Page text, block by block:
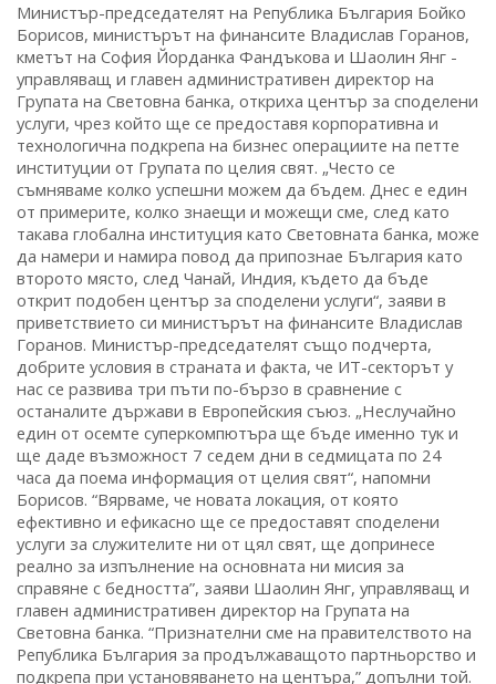
Министър-председателят на Република България Бойко
Борисов, министърът на финансите Владислав Горанов,
кметът на София Йорданка Фандъкова и Шаолин Янг -
управляващ и главен административен директор на
Групата на Световна банка, откриха център за споделени
услуги, чрез който ще се предоставя корпоративна и
технологична подкрепа на бизнес операциите на петте
институции от Групата по целия свят. „Често се
съмняваме колко успешни можем да бъдем. Днес е един
от примерите, колко знаещи и можещи сме, след като
такава глобална институция като Световната банка, може
да намери и намира повод да припознае България като
второто място, след Чанай, Индия, където да бъде
открит подобен център за споделени услуги“, заяви в
приветствието си министърът на финансите Владислав
Горанов. Министър-председателят също подчерта,
добрите условия в страната и факта, че ИТ-секторът у
нас се развива три пъти по-бързо в сравнение с
останалите държави в Европейския съюз. „Неслучайно
един от осемте суперкомпютъра ще бъде именно тук и
ще даде възможност 7 седем дни в седмицата по 24
часа да поема информация от целия свят“, напомни
Борисов. “Вярваме, че новата локация, от която
ефективно и ефикасно ще се предоставят споделени
услуги за служителите ни от цял свят, ще допринесе
реално за изпълнение на основната ни мисия за
справяне с бедността”, заяви Шаолин Янг, управляващ и
главен административен директор на Групата на
Световна банка. “Признателни сме на правителството на
Република България за продължаващото партньорство и
подкрепа при установяването на центъра,” допълни той.